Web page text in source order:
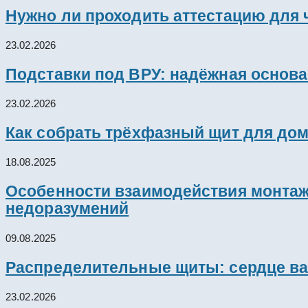
Нужно ли проходить аттестацию для
23.02.2026
Подставки под ВРУ: надёжная
23.02.2026
Как собрать трёхфазный щит для
18.08.2025
Особенности взаимодействия
недоразумений
09.08.2025
Распределительные щиты: сердце
23.02.2026